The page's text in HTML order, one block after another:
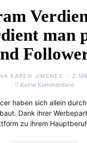
man
KAREN JIMENEZ
2.
Keine Kommentare
haben sich allein
Dank ihrer
zu ihrem